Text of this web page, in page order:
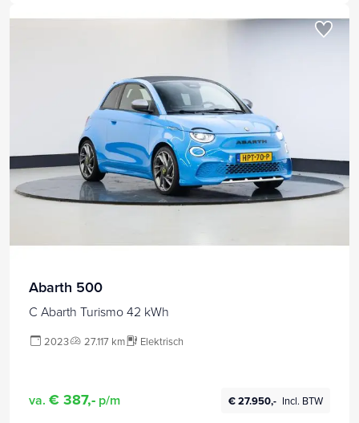
Abarth 500
C Abarth Turismo 42 kWh
2023 27.117 km Elektrisch
va. € 387,- p/m € 27.950,- Incl. BTW